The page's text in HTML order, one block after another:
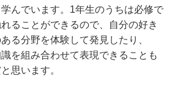
んでいます。1年生のうちは必修で
ることができるので、自分の好き
る分野を体験して発見したり、
を組み合わせて表現できることも
思います。